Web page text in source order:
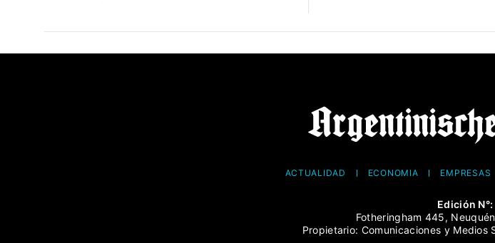
ACTUALIDAD ECONOMÍA EMPRESAS
Edición N°:
Fotheringham 445,
Propietario: Comunicaciones y